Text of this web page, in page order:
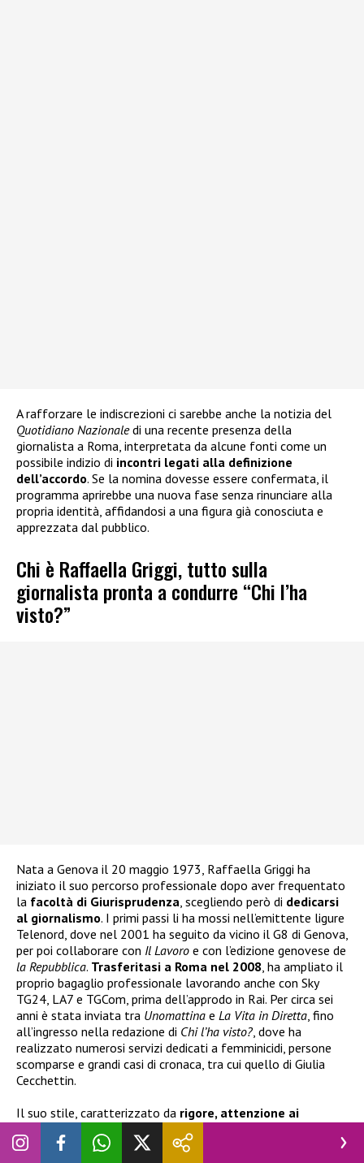
A rafforzare le indiscrezioni ci sarebbe anche la notizia del
Quotidiano Nazionaledi una recente presenza della
giornalista a Roma, interpretata da alcune fonti come un
possibile indizio di incontri legati alla definizione
dell’accordo. Se la nomina dovesse essere confermata, il
programma aprirebbe una nuova fase senza rinunciare alla
propria identità, affidandosi a una figura già conosciuta e
apprezzata dal pubblico.
Chi è Raffaella Griggi, tutto sulla
giornalista pronta a condurre “Chi l’ha
visto?”
Nata a Genova il 20 maggio 1973, Raffaella Griggi ha
iniziato il suo percorso professionale dopo aver frequentato
la facoltà di Giurisprudenza , scegliendo però di dedicarsi
al giornalismo. I primi passi li ha mossi nell’emittente ligure
Telenord, dove nel 2001 ha seguito da vicino il G8 di Genova,
per poi collaborare con Il Lavoro e con l’edizione genovese de
la Repubblica. Trasferitasi a Roma nel 2008 , ha ampliato il
proprio bagaglio professionale lavorando anche con Sky
TG24, LA7 e TGCom, prima dell’approdo in Rai. Per circa sei
anni è stata inviata tra Unomattina e La Vita in Diretta , fino
all’ingresso nella redazione di Chi l’ha visto? , dove ha
realizzato numerosi servizi dedicati a femminicidi, persone
scomparse e grandi casi di cronaca, tra cui quello di Giulia
Cecchettin.
Il suo stile, caratterizzato da rigore, attenzione ai
uno dei volti più autorevolidella trasmissione. Sul fronte